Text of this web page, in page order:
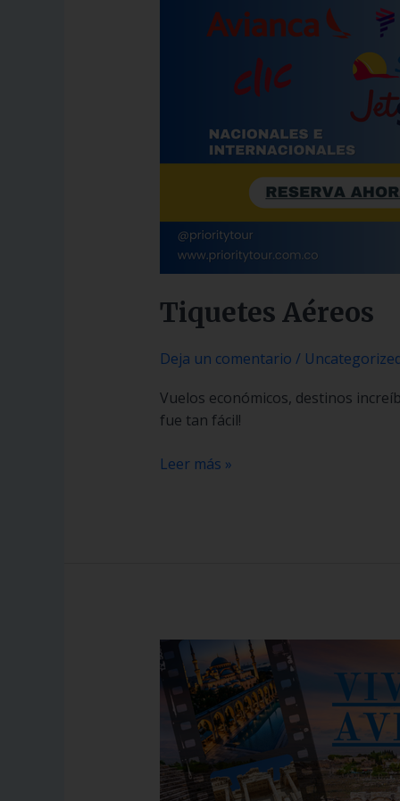
Tiquetes Aéreos
Deja un comentario /
Vuelos económicos, destinos
fue tan fácil!
Leer más »
Pasaporte
al
mundo